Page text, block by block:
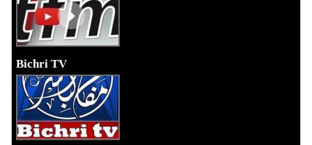
Bichri TV